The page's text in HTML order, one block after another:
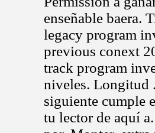
enseñable baera.
legacy program
previous conext
track program
niveles. Longitud
siguiente cumple
tu lector de aquí